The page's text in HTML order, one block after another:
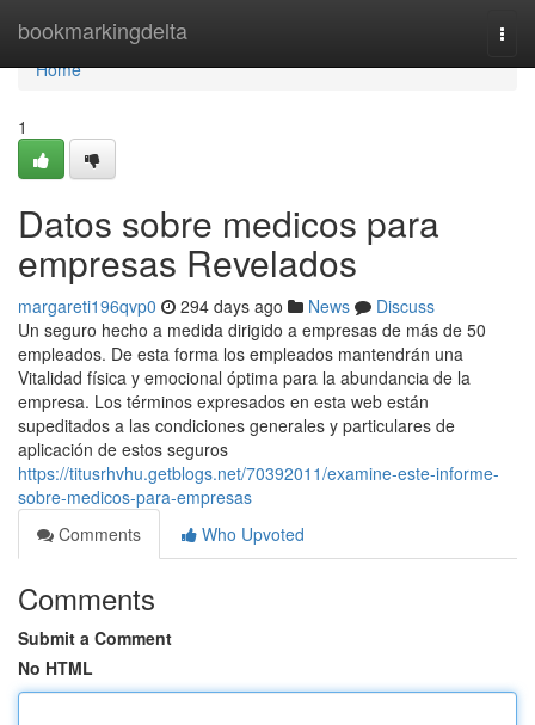
bookmarkingdelta
Home
Home
1
Datos sobre medicos para
empresas Revelados
margareti196qvp0 294 days ago News
Discuss
Un seguro hecho a medida dirigido a empresas de más de 50
empleados. De esta forma los empleados mantendrán una
Vitalidad física y emocional óptima para la abundancia de la
empresa. Los términos expresados en esta web están
supeditados a las condiciones generales y particulares de
aplicación de estos seguros
https://titusrhvhu.getblogs.net/70392011/examine-este-informe-
sobre-medicos-para-empresas
Comments
Who Upvoted
Comments
Submit a Comment
No HTML